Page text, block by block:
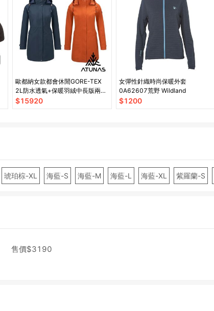
歐都納女款都會休閒GORE-TEX
2L防水透氣+保暖羽絨中長版兩件
式外套A1GT2514W
$15920
女彈性針織時尚保暖外套
0A62607荒野 Wildland
$1200
琥珀棕-XL 海藍-S 海藍-M 海藍-L 海藍-XL 紫羅蘭-S
售價$3190